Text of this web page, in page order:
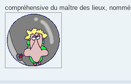
compréhensive du maître des lieux, nommé